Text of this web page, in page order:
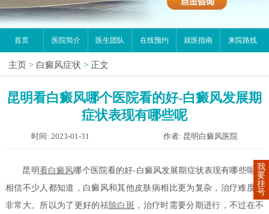
首页 医院简介 医生团队 在线预约 就医指南 来院路线
主页 > 白癜风症状 > 正文
昆明看白癜风哪个医院看的好-白癜风发展期
症状表现有哪些呢
时间: 2023-01-31 作者: 昆明白癜风医院
昆明看白癜风哪个医院看的好-白癜风发展期症状表现有哪些呢？
相信不少人都知道，白癜风和其他皮肤病相比更为复杂，治疗难度也
非常大。所以为了更好的祛除白斑 ，治疗时需要分期进行，不过在不
我
要
挂
号